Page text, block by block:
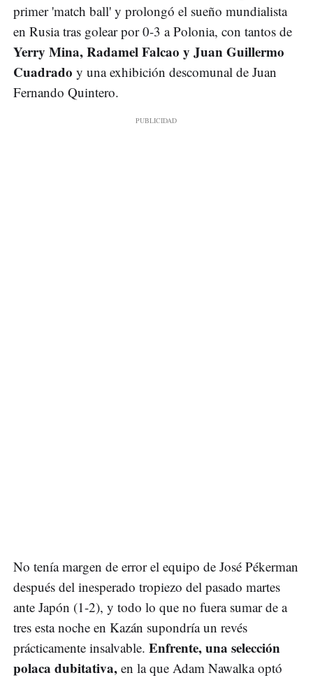
primer 'match ball' y prolongó el sueño mundialista
en Rusia tras golear por 0-3 a Polonia, con tantos de
Yerry Mina, Radamel Falcao y Juan Guillermo
Cuadrado y una exhibición descomunal de Juan
Fernando Quintero.
No tenía margen de error el equipo de José Pékerman
después del inesperado tropiezo del pasado martes
ante Japón (1-2), y todo lo que no fuera sumar de a
tres esta noche en Kazán supondría un revés
prácticamente insalvable. Enfrente, una selección
polaca dubitativa, en la que Adam Nawalka optó